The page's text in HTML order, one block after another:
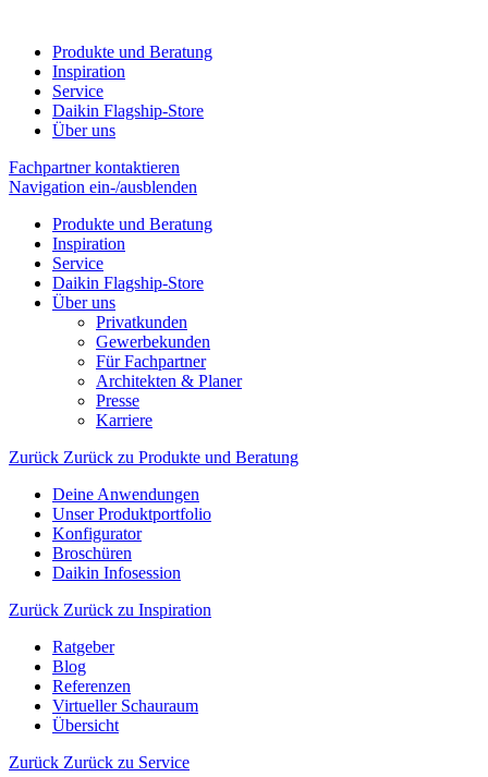
Produkte und Beratung
Inspiration
Service
Daikin Flagship-Store
Über uns
Fachpartner kontaktieren
Navigation ein-/ausblenden
Produkte und Beratung
Inspiration
Service
Daikin Flagship-Store
Über uns
Privatkunden
Gewerbekunden
Für Fachpartner
Architekten & Planer
Presse
Karriere
Zurück Zurück zu Produkte und Beratung
Deine Anwendungen
Unser Produktportfolio
Konfigurator
Broschüren
Daikin Infosession
Zurück Zurück zu Inspiration
Ratgeber
Blog
Referenzen
Virtueller Schauraum
Übersicht
Zurück Zurück zu Service